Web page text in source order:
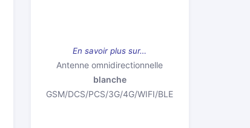
En savoir plus sur…
Antenne omnidirectionnelle
blanche
GSM/DCS/PCS/3G/4G/WIFI/BLE